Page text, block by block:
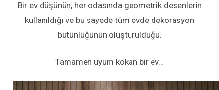
Bir ev düşünün, her odasında geometrik desenlerin
kullanıldığı ve bu sayede tüm evde dekorasyon
bütünlüğünün oluşturulduğu.
Tamamen uyum kokan bir ev…